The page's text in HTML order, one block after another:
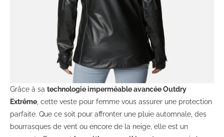
Grâce à sa technologie imperméable avancée Outdry
Extrême , cette veste pour femme vous assurer une protection
parfaite. Que ce soit pour affronter une pluie automnale, des
bourrasques de vent ou encore de la neige, elle est un